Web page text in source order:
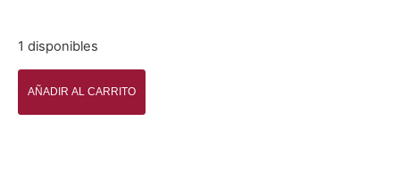
1 disponibles
AÑADIR AL CARRITO